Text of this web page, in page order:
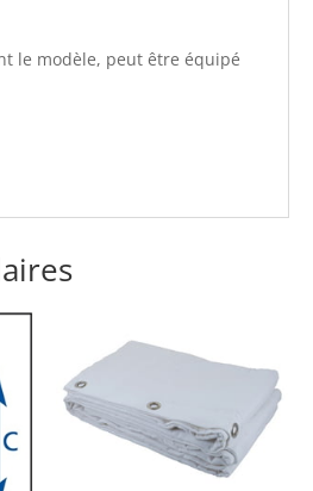
le modèle, peut être équipé